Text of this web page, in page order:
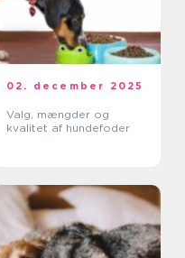
02. december 2025
Valg, mængder og
kvalitet af hundefoder